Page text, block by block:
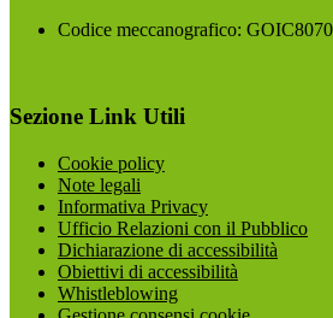
Codice meccanografico:
Sezione Link Utili
Cookie policy
Note legali
Informativa Privacy
Ufficio Relazioni con il Pubblico
Dichiarazione di accessibilità
Obiettivi di accessibilità
Whistleblowing